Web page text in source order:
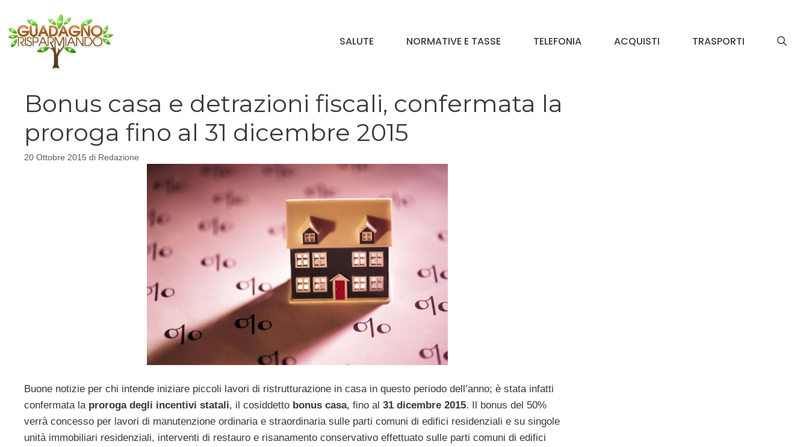
contenuto
SALUTE NORMATIVE E TASSE TELEFONIA ACQUISTI TRASPORTI
Bonus casa e detrazioni fiscali, confermata la
proroga fino al 31 dicembre 2015
20 Ottobre 2015 di Redazione
Buone notizie per chi intende iniziare piccoli lavori di ristrutturazione in casa in questo periodo dell’anno; è stata infatti
confermata la proroga degli incentivi statali, il cosiddetto bonus casa, fino al 31 dicembre 2015. Il bonus del 50%
verrà concesso per lavori di manutenzione ordinaria e straordinaria sulle parti comuni di edifici residenziali e su singole
unità immobiliari residenziali, interventi di restauro e risanamento conservativo effettuato sulle parti comuni di edifici